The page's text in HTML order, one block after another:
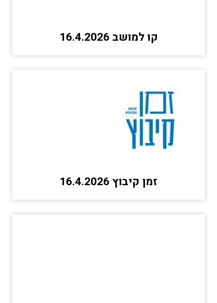
קו למושב 16.4.2026
זמן קיבוץ 16.4.2026